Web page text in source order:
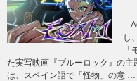
し
た実写映画『ブルーロック』の主
は、スペイン語で「怪物」の意 …